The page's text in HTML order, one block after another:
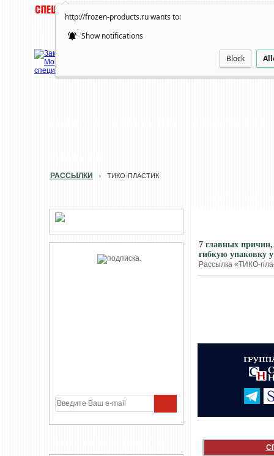
http://frozen-products.ru wants to:
Show notifications
Block
РАССЫЛКИ › ТИКО-ПЛАСТИК
7 главных причин,
гибкую упаковку
Рассылка «ТИКО-